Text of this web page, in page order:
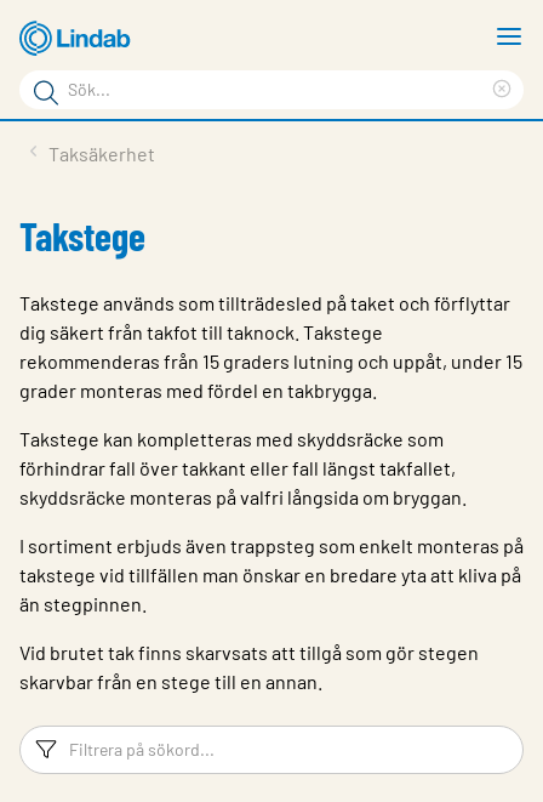
Hoppa
till
huvudinnehållet
Sökord
Sök
på
Service & Support
Om Lindab
Kontakt
Logga in
Choose languge
Sweden
Taksäkerhet
Takstege
Takstege används som tillträdesled på taket och förflyttar
dig säkert från takfot till taknock. Takstege
rekommenderas från 15 graders lutning och uppåt, under 15
grader monteras med fördel en takbrygga.
Takstege kan kompletteras med skyddsräcke som
förhindrar fall över takkant eller fall längst takfallet,
skyddsräcke monteras på valfri långsida om bryggan.
I sortiment erbjuds även trappsteg som enkelt monteras på
takstege vid tillfällen man önskar en bredare yta att kliva på
än stegpinnen.
Vid brutet tak finns skarvsats att tillgå som gör stegen
skarvbar från en stege till en annan.
Filtreringsord